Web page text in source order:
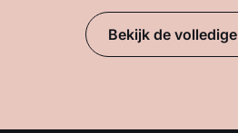
Bekijk de